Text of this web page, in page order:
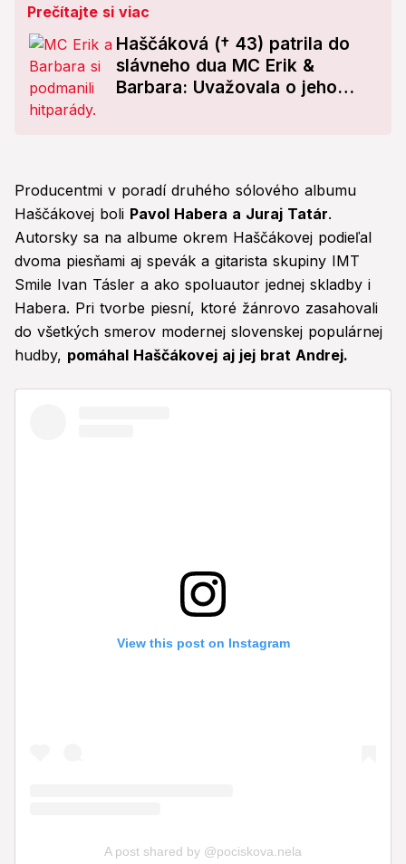
Prečítajte si viac
Haščáková († 43) patrila do
slávneho dua MC Erik &
Barbara: Uvažovala o jeho
Producentmi v poradí druhého sólového albumu
Haščákovej boli Pavol Habera a Juraj Tatár.
Autorsky sa na albume okrem Haščákovej podieľal
dvoma piesňami aj spevák a gitarista skupiny IMT
Smile Ivan Tásler a ako spoluautor jednej skladby i
Habera. Pri tvorbe piesní, ktoré žánrovo zasahovali
do všetkých smerov modernej slovenskej populárnej
hudby, pomáhal Haščákovej aj jej brat Andrej.